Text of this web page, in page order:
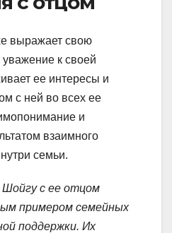
выражает свою
уважение к своей
ее интересы и
с ней во всех ее
и
взаимного
семьи.
с ее отцом
примером семейных
поддержки. Их